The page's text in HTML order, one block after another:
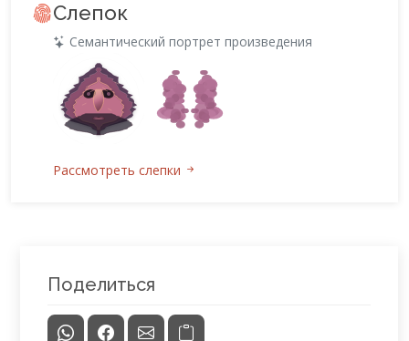
Слепок
Семантический портрет произведения
Рассмотреть слепки
Поделиться